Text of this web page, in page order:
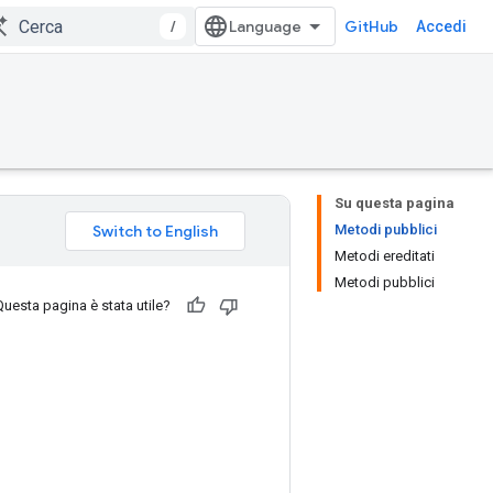
/ GitHub Accedi
Su questa pagina
Metodi pubblici
Metodi ereditati
Metodi pubblici
pagina è stata utile?